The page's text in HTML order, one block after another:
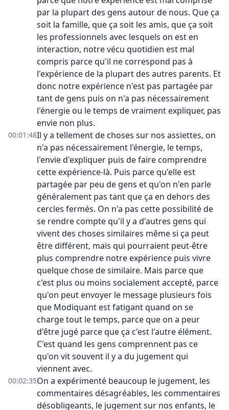
par la plupart des gens autour de nous. Que ça
soit la famille, que ça soit les amis, que ça soit
les professionnels avec lesquels on est en
interaction, notre vécu quotidien est mal
compris parce qu'il ne correspond pas à
l'expérience de la plupart des autres parents. Et
donc notre expérience n'est pas partagée par
tant de gens puis on n'a pas nécessairement
l'énergie ou le temps de vraiment expliquer, pas
envie non plus.
00:01:48Il y a tellement de choses sur nos assiettes, on
n'a pas nécessairement l'énergie, le temps,
l'envie d'expliquer puis de faire comprendre
cette expérience-là. Puis parce qu'elle est
partagée par peu de gens et qu'on n'en parle
généralement pas tant que ça en dehors des
cercles fermés. On n'a pas cette possibilité de
se rendre compte qu'il y a d'autres gens qui
vivent des choses similaires même si ça peut
être différent, mais qui pourraient peut-être
plus comprendre notre expérience puis vivre
quelque chose de similaire. Mais parce que
c'est plus ou moins socialement accepté, parce
qu'on peut envoyer le message plusieurs fois
que Modiquant est fatigant quand on se
charge tout le temps, parce que on a peur
d'être jugé parce que ça c'est l'autre élément.
C'est quand les gens comprennent pas ce
qu'on vit souvent il y a du jugement qui
viennent avec.
00:02:35On a expérimenté beaucoup le jugement, les
commentaires désagréables, les commentaires
désobligeants, le jugement sur nos enfants, le